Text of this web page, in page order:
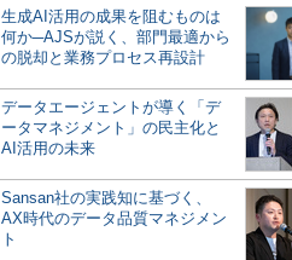
生成AI活用の成果を阻むものは
何か─AJSが説く、部門最適から
の脱却と業務プロセス再設計
データエージェントが導く「デ
ータマネジメント」の民主化と
AI活用の未来
Sansan社の実践知に基づく、
AX時代のデータ品質マネジメン
ト